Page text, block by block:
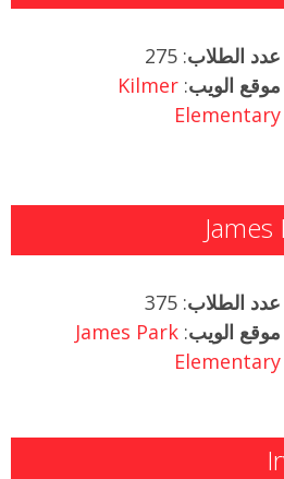
عدد الطلاب: 275
موقع الويب:
Kilmer
Elementary
عدد الطلاب: 375
موقع الويب:
James Park
Elementary